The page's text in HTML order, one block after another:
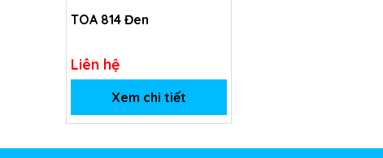
TOA 814 Đen
Liên hệ
Xem chi tiết